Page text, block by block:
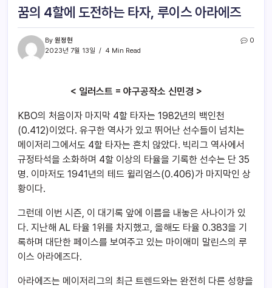
꿈의 4할에 도전하는 타자, 루이스 아라에즈
By 원정현
2023년 7월 13일
4 Min Read
0
< 일러스트 = 야구공작소 신민경 >
KBO의 처음이자 마지막 4할 타자는 1982년의 백인천
(0.412)이었다. 유구한 역사가 있고 뛰어난 선수들이 넘치는
메이저리그에서도 4할 타자는 흔치 않았다. 빅리그 역사에서
규정타석을 소화하며 4할 이상의 타율을 기록한 선수는 단 35
명. 이마저도 1941년의 테드 윌리엄스(0.406)가 마지막인 상
황이다.
그런데 이번 시즌, 이 대기록 앞에 이름을 내놓은 사나이가 있
다. 지난해 AL 타율 1위를 차지했고, 올해도 타율 0.383을 기
록하며 대단한 페이스를 보여주고 있는 마이애미 말린스의 루
이스 아라에즈다.
아라에즈는 메이저리그의 최근 트렌드와는 완전히 다른 성향을